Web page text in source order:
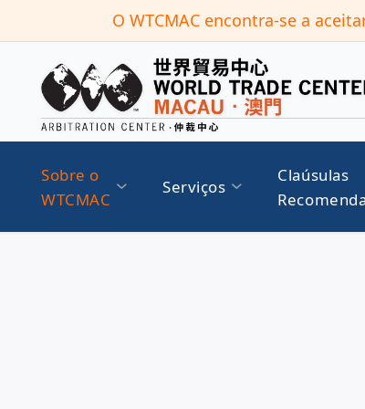
O WTCMAC encontra-se a
Sobre o
WTCMAC
Serviços
Claúsulas